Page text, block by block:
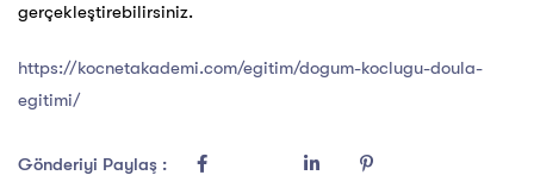
gerçekleştirebilirsiniz.
https://kocnetakademi.com/egitim/dogum-koclugu-doula-
egitimi/
Gönderiyi Paylaş :